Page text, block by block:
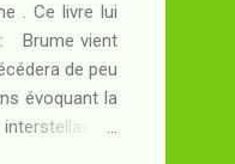
. Ce livre lui
: Brume vient
de peu
évoquant la
il